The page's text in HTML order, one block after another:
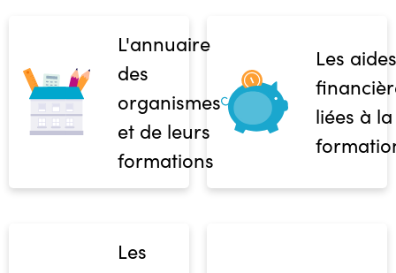
L'annuaire
des
organismes
et de leurs
formations
Les aides
liées à la
Les